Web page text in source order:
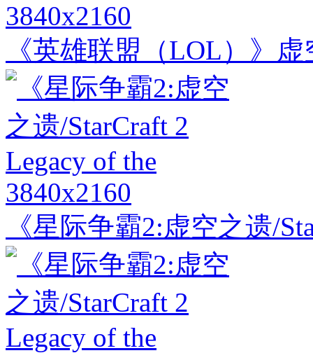
3840x2160
《英雄联盟（LOL）》
3840x2160
《星际争霸2:虚空之遗/